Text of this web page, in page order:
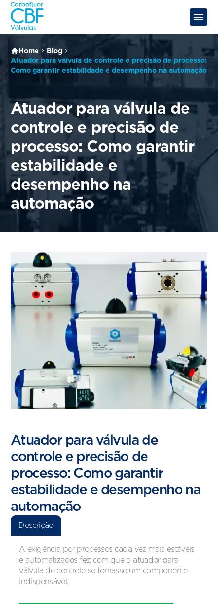
Home
Blog
Atuador para válvula de controle e precisão de processo:
Como garantir estabilidade e desempenho na automação
Atuador para válvula de
controle e precisão de
processo: Como garantir
estabilidade e
desempenho na
automação
Atuador para válvula de
controle e precisão de
processo: Como garantir
estabilidade e desempenho na
automação
Descrição
A exigência por processos cada vez mais estáveis
e automatizados fez com que o atuador para
válvula de controle se tornasse um componente
indispensável.